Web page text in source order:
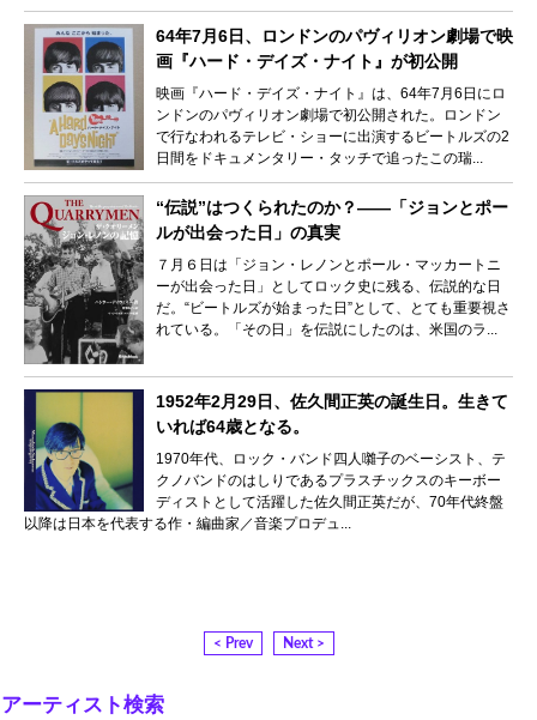
64年7月6日、ロンドンのパヴィリオン劇場で映
画『ハード・デイズ・ナイト』が初公開
映画『ハード・デイズ・ナイト』は、64年7月6日にロ
ンドンのパヴィリオン劇場で初公開された。ロンドン
で行なわれるテレビ・ショーに出演するビートルズの2
日間をドキュメンタリー・タッチで追ったこの瑞...
“伝説”はつくられたのか？――「ジョンとポー
ルが出会った日」の真実
７月６日は「ジョン・レノンとポール・マッカートニ
ーが出会った日」としてロック史に残る、伝説的な日
だ。“ビートルズが始まった日”として、とても重要視さ
れている。「その日」を伝説にしたのは、米国のラ...
1952年2月29日、佐久間正英の誕生日。生きて
いれば64歳となる。
1970年代、ロック・バンド四人囃子のベーシスト、テ
クノバンドのはしりであるプラスチックスのキーボー
ディストとして活躍した佐久間正英だが、70年代終盤
以降は日本を代表する作・編曲家／音楽プロデュ...
< Prev Next >
アーティスト検索